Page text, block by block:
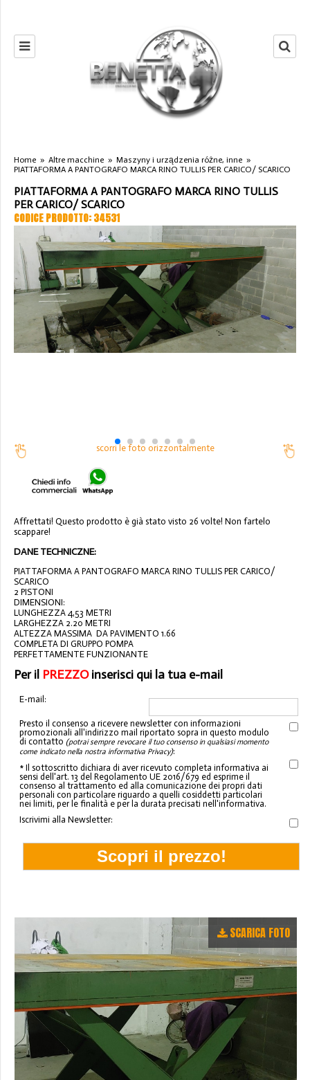
Home » Altre macchine » Maszyny i urządzenia różne, inne »
PIATTAFORMA A PANTOGRAFO MARCA RINO TULLIS PER CARICO/ SCARICO
PIATTAFORMA A PANTOGRAFO MARCA RINO TULLIS
PER CARICO/ SCARICO
CODICE PRODOTTO: 34531
scorri le foto orizzontalmente
Affrettati! Questo prodotto è già stato visto 26 volte! Non fartelo
scappare!
DANE TECHNICZNE:
PIATTAFORMA A PANTOGRAFO MARCA RINO TULLIS PER CARICO/
SCARICO
2 PISTONI
DIMENSIONI:
LUNGHEZZA 4,53 METRI
LARGHEZZA 2.20 METRI
ALTEZZA MASSIMA DA PAVIMENTO 1.66
COMPLETA DI GRUPPO POMPA
PERFETTAMENTE FUNZIONANTE
Per il PREZZOinserisci qui la tua e-mail
E-mail:
Presto il consenso a ricevere newsletter con informazioni
promozionali all'indirizzo mail riportato sopra in questo modulo
di contatto (potrai sempre revocare il tuo consenso in qualsiasi momento
come indicato nella nostra informativa Privacy):
* Il sottoscritto dichiara di aver ricevuto completa informativa ai
sensi dell'art. 13 del Regolamento UE 2016/679 ed esprime il
consenso al trattamento ed alla comunicazione dei propri dati
personali con particolare riguardo a quelli cosiddetti particolari
nei limiti, per le finalità e per la durata precisati nell'informativa.
Iscrivimi alla Newsletter:
SCARICA FOTO